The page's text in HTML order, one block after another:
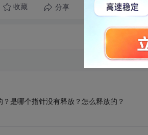
收藏 分享 转发到动态
是哪个指针没有释放？怎么释放的？